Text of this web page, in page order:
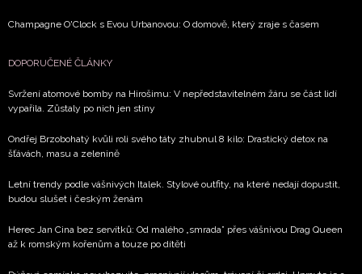
Champagne O'Clock s Evou Urbanovou: O domově, který zraje s časem
DOPORUČENÉ ČLÁNKY
Svržení atomové bomby na Hirošimu: V nepředstavitelném žáru se část lidí
vypařila. Zůstaly po nich jen stíny
Ondřej Brzobohatý kvůli roli svého táty zhubnul 8 kilo: Drastický detox na
šťávách, masu a zelenině
Letní trendy podle vášnivých Italek. Stylové outfity, na které nedají dopustit,
budou slušet i českým ženám
Herec Jan Cina bez servítků: Od malého „smrada” přes vášnivou Drag Queen
až k romským kořenům a touze po dítěti